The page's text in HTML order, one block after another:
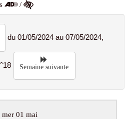
/
du 01/05/2024 au 07/05/2024,
Semaine suivante
mer 01 mai